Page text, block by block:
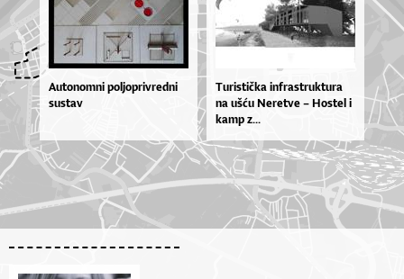
Autonomni poljoprivredni
sustav
Tu­ris­ti­čka in­fras­truk­tu­ra
na uš­ću Ne­re­tve – Hos­tel i
ka­mp z...